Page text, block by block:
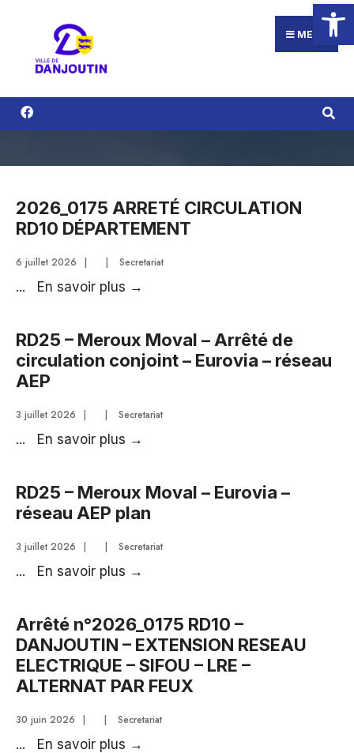
Ouvrir
contenu
MENU
2026_0175 ARRETÉ CIRCULATION
RD10 DÉPARTEMENT
6 juillet 2026 | | Secretariat
... En savoir plus →
RD10
DÉPARTEMENT
RD25 – Meroux Moval – Arrêté de
circulation conjoint – Eurovia – réseau
AEP
3 juillet 2026 | | Secretariat
... En savoir plus →
Moval
–
Arrêté
–
Eurovia
–
réseau
AEP
RD25 – Meroux Moval – Eurovia –
réseau AEP plan
3 juillet 2026 | | Secretariat
... En savoir plus →
Moval
–
Eurovia
réseau
Arrêté n°2026_0175 RD10 –
DANJOUTIN – EXTENSION RESEAU
ELECTRIQUE – SIFOU – LRE –
ALTERNAT PAR FEUX
30 juin 2026 | | Secretariat
... En savoir plus →
for: